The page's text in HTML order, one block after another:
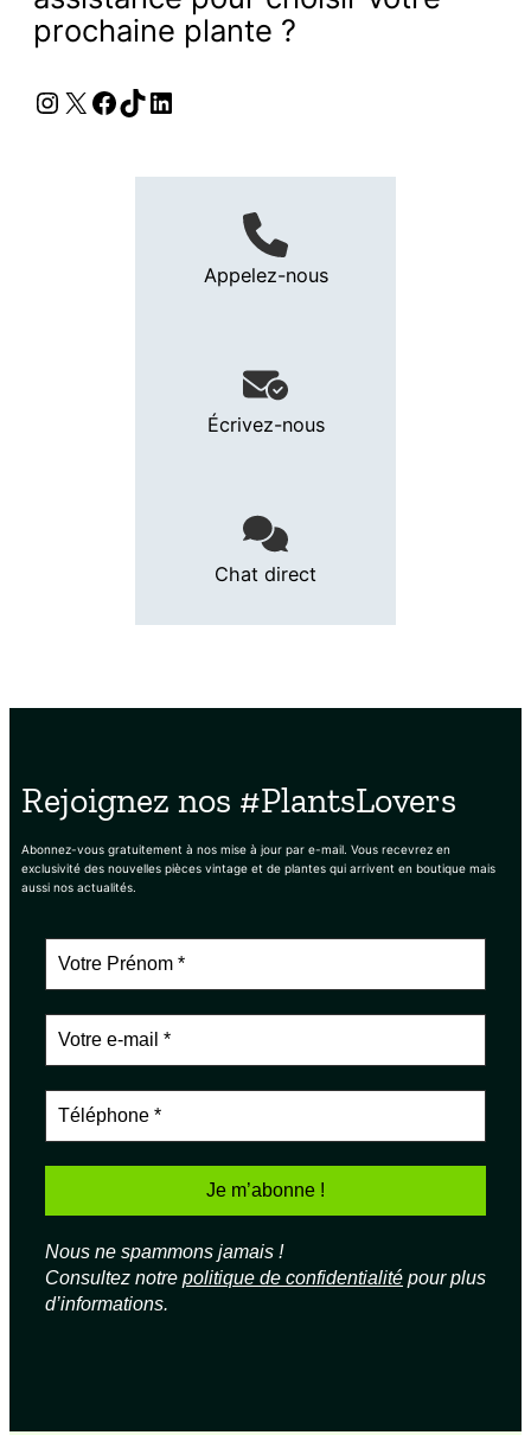
prochaine plante ?
Instagram
X Facebook
TikTok
LinkedIn
Appelez-nous
Écrivez-nous
Chat direct
Rejoignez nos #PlantsLovers
Abonnez-vous gratuitement à nos mise à jour par e-mail. Vous recevrez en
exclusivité des nouvelles pièces vintage et de plantes qui arrivent en boutique mais
aussi nos actualités.
Nous ne spammons jamais !
Consultez notre politique de confidentialité pour plus
d’informations.